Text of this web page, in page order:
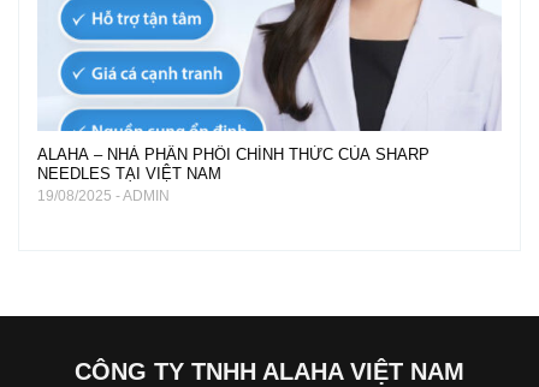
ALAHA – NHÀ PHÂN PHỐI CHÍNH THỨC CỦA SHARP
NEEDLES TẠI VIỆT NAM
19/08/2025 - ADMIN
CÔNG TY TNHH ALAHA VIỆT NAM